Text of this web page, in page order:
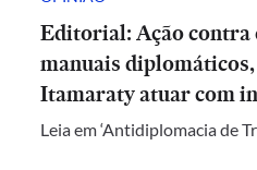
Editorial: Ação contra
manuais
Itamaraty atuar com
Leia em ‘Antidiplomacia de